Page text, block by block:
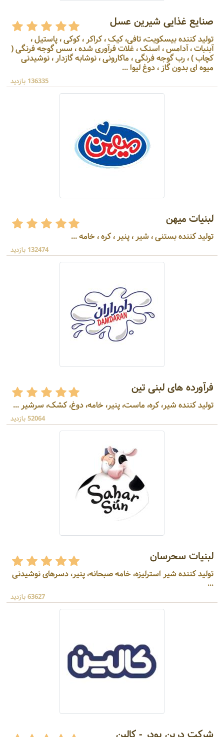
صنایع غذایی شیرین عسل
تولید کننده بیسکویت، تافی، کیک ، کراکر ، کوکی ، پاستیل ،
آبنبات ، آدامس ، اسنک ، غلات فرآوری شده ، سس گوجه فرنگی (
کچاب ) ، رب گوجه فرنگی ، ماکارونی ، نوشابه گازدار ، نوشیدنی
میوه ای بدون گاز ، دوغ لیوا ...
136335 بازدید
لبنیات میهن
تولید کننده بستنی ، شیر ، پنیر ، کره ، خامه ...
132474 بازدید
فرآورده های لبنی تین
تولید کننده شیر، کره، ماست، پنیر، خامه، دوغ، کشک، سرشیر ...
52064 بازدید
لبنیات سحرسان
تولید کننده شیر استرلیزه، خامه صبحانه، پنیر، دسرهای نوشیدنی
...
63627 بازدید